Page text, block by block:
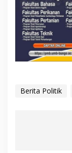
Berita Politik